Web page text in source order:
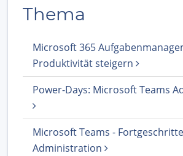
Thema
Microsoft 365
Produktivität steigern
Power-Days: Microsoft Teams
Microsoft Teams -
Administration